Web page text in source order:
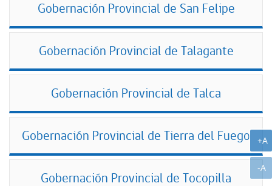
Gobernación Provincial de San Felipe
Gobernación Provincial de Talagante
Gobernación Provincial de Talca
Gobernación Provincial de Tierra del Fuego
Gobernación Provincial de Tocopilla
+A
-A